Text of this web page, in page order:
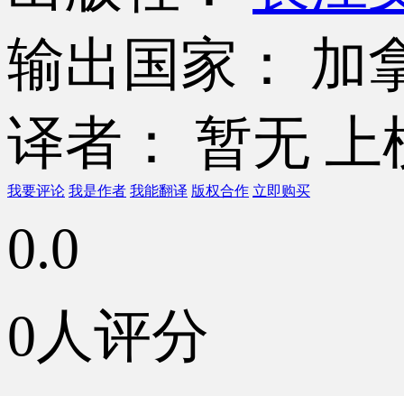
输出国家： 加
译者： 暂无 上
我要评论 我是作者 我能翻译 版权合作 立即购买
0.0
0人评分